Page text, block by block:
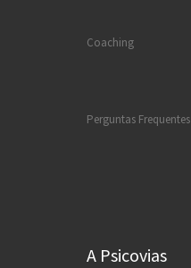
Coaching
Perguntas Frequentes
A Psicovias